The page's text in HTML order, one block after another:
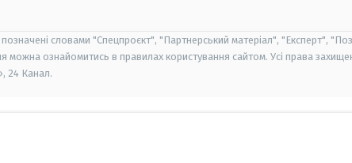
позначені словами "Спецпроєкт", "Партнерський матеріал", "Експерт",
можна ознайомитись в правилах користування сайтом. Усі права
24 Канал.